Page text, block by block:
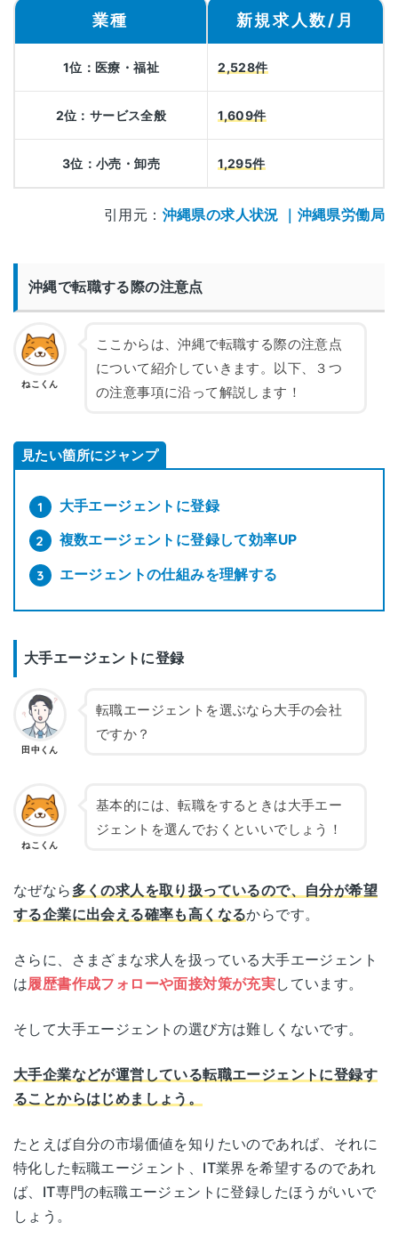
業種 新規求人数/月
1位：医療・福祉 2,528件
2位：サービス全般 1,609件
3位：小売・卸売 1,295件
引用元： 沖縄県の求人状況 ｜沖縄県労働局
沖縄で転職する際の注意点
ねこくん
ここからは、沖縄で転職する際の注意点
について紹介していきます。以下、３つ
の注意事項に沿って解説します！
見たい箇所にジャンプ
大手エージェントに登録
複数エージェントに登録して効率UP
エージェントの仕組みを理解する
大手エージェントに登録
田中くん
転職エージェントを選ぶなら大手の会社
ですか？
ねこくん
基本的には、転職をするときは大手エー
ジェントを選んでおくといいでしょう！
なぜなら 多くの求人を取り扱っているので、自分が希望
する企業に出会える確率も高くなるからです。
さらに、さまざまな求人を扱っている大手エージェント
は履歴書作成フォローや面接対策が充実しています。
そして大手エージェントの選び方は難しくないです。
大手企業などが運営している転職エージェントに登録す
ることからはじめましょう。
たとえば自分の市場価値を知りたいのであれば、それに
特化した転職エージェント、IT業界を希望するのであれ
ば、IT専門の転職エージェントに登録したほうがいいで
しょう。